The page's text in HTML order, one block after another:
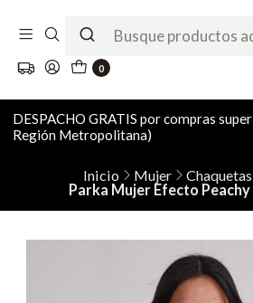
0
DESPACHO GRATIS por compras
Región Metropolitana)
Inicio Mujer
Parka Mujer Efecto